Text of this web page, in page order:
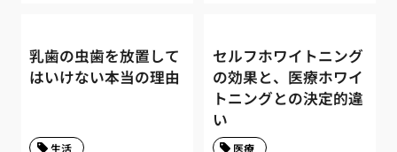
乳歯の虫歯を放置して
はいけない本当の理由
生活
セルフホワイトニング
の効果と、医療ホワイ
トニングとの決定的違
い
医療